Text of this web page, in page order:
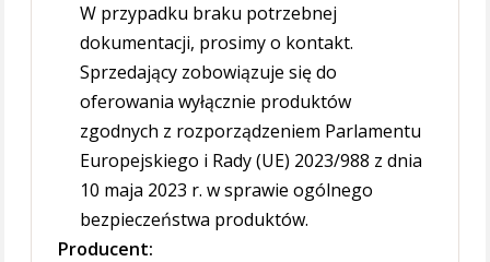
W przypadku braku potrzebnej
dokumentacji, prosimy o kontakt.
Sprzedający zobowiązuje się do
oferowania wyłącznie produktów
zgodnych z rozporządzeniem Parlamentu
Europejskiego i Rady (UE) 2023/988 z dnia
10 maja 2023 r. w sprawie ogólnego
bezpieczeństwa produktów.
Producent: